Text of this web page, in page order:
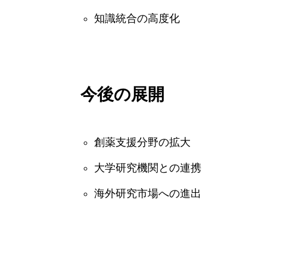
知識統合の高度化
今後の展開
創薬支援分野の拡大
大学研究機関との連携
海外研究市場への進出